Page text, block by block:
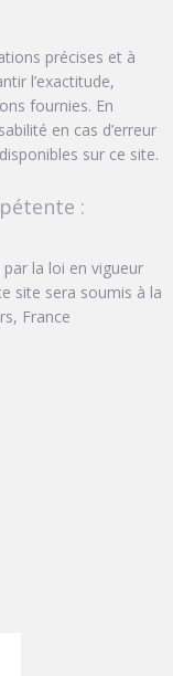
précises et à
l’exactitude,
fournies. En
en cas d’erreur
sur ce site.
:
la loi en vigueur
site sera soumis à la
France